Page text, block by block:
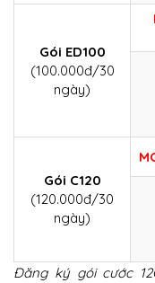
Gói ED100
(100.000đ/30
ngày)
Gói C120
(120.000đ/30
ngày)
Đăng ký gói cước